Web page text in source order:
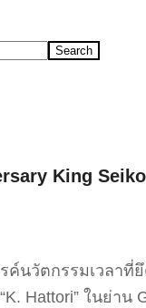
King
ค์นวัตกรรมเวลาที่
Hattori” ในย่าน